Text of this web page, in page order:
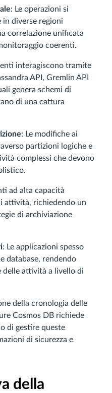
: Le operazioni si
diverse regioni
correlazione unificata
coerenti.
interagiscono tramite
API, Gremlin API
genera schemi di
di una cattura
: Le modifiche ai
partizioni logiche e
complessi che devono
ad alta capacità
attività, richiedendo un
di archiviazione
: Le applicazioni spesso
database, rendendo
delle attività a livello di
della cronologia delle
Cosmos DB richiede
di gestire queste
di sicurezza e
della